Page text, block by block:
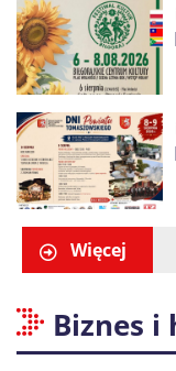
Więcej
Biznes i